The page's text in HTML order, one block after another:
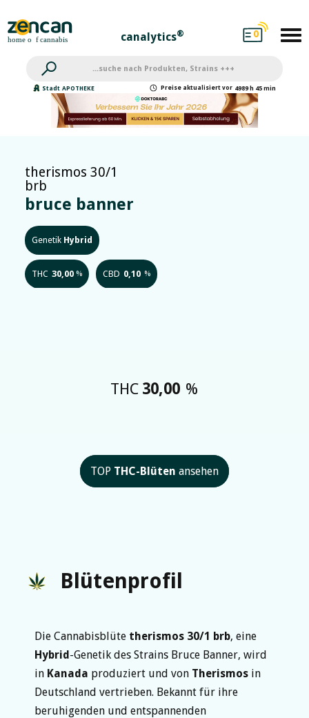
canalytics® 0
Stadt APOTHEKE Preise aktualisiert vor 4989 h 45 min
therismos 30/1
brb
bruce banner
Genetik Hybrid
THC 30,00 % CBD 0,10 %
THC 30,00 %
TOP THC-Blüten ansehen
Blütenprofil
Die Cannabisblüte therismos 30/1 brb, eine
Hybrid-Genetik des Strains Bruce Banner, wird
in Kanada produziert und von Therismos in
Deutschland vertrieben. Bekannt für ihre
beruhigenden und entspannenden